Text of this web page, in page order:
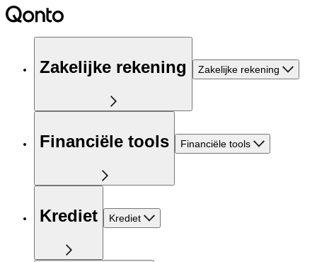
Zakelijke rekening Zakelijke rekening
Financiële tools Financiële tools
Krediet Krediet